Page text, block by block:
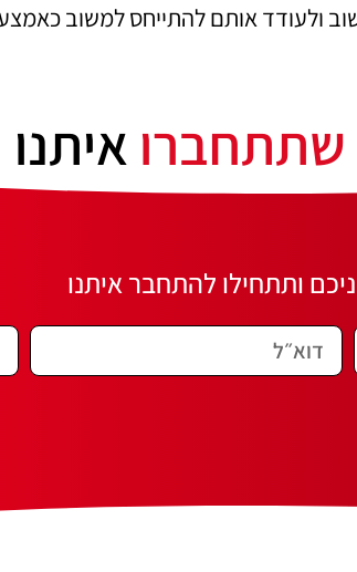
ולעודד אותם להתייחס למשוב כאמצעי
איתנו
ותתחילו להתחבר איתנו